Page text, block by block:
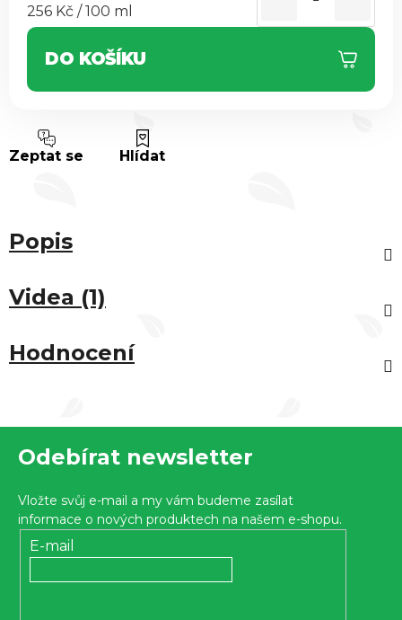
Měrná cena:
256 Kč / 100 ml
DO KOŠÍKU
Zeptat se Hlídat
Popis
Videa (1)
Hodnocení
Odebírat newsletter
Vložte svůj e-mail a my vám budeme zasílat
informace o nových produktech na našem e-shopu.
E-mail